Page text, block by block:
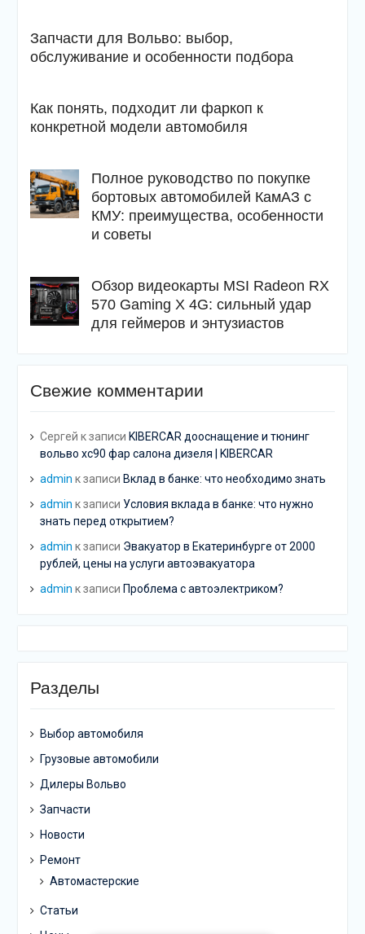
Запчасти для Вольво: выбор,
обслуживание и особенности подбора
Как понять, подходит ли фаркоп к
конкретной модели автомобиля
Полное руководство по покупке
бортовых автомобилей КамАЗ с
КМУ: преимущества, особенности
и советы
Обзор видеокарты MSI Radeon RX
570 Gaming X 4G: сильный удар
для геймеров и энтузиастов
Свежие комментарии
Сергей к записи KIBERCAR дооснащение и тюнинг
вольво хс90 фар салона дизеля | KIBERCAR
admin к записи Вклад в банке: что необходимо знать
admin к записи Условия вклада в банке: что нужно
знать перед открытием?
admin к записи Эвакуатор в Екатеринбурге от 2000
рублей, цены на услуги автоэвакуатора
admin к записи Проблема с автоэлектриком?
Разделы
Выбор автомобиля
Грузовые автомобили
Дилеры Вольво
Запчасти
Новости
Ремонт
Автомастерские
Статьи